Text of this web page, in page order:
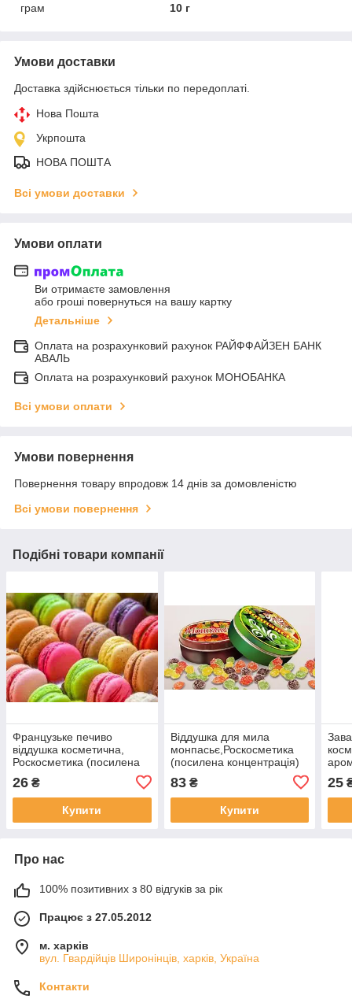
грам
10 г
Умови доставки
Доставка здійснюється тільки по передоплаті.
Нова Пошта
Укрпошта
НОВА ПОШТА
Всі умови доставки
Умови оплати
Ви отримаєте замовлення
або гроші повернуться на вашу картку
Детальніше
Оплата на розрахунковий рахунок РАЙФФАЙЗЕН БАНК
АВАЛЬ
Оплата на розрахунковий рахунок МОНОБАНКА
Всі умови оплати
Умови повернення
Повернення товару впродовж 14 днів за домовленістю
Всі умови повернення
Подібні товари компанії
Французьке печиво
віддушка косметична,
Роскосметика (посилена
26 ₴
Купити
Віддушка для мила
монпасьє,Роскосметика
(посилена концентрація)
83₴
Купити
25
Про нас
100% позитивних з 80 відгуків за рік
Працює з 27.05.2012
м. харків
вул. Гвардійців Широнінців, харків, Україна
Контакти